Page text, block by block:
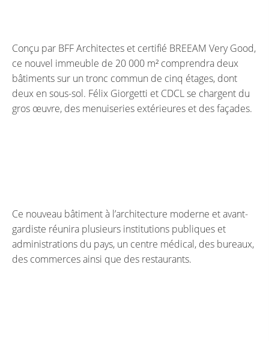
Conçu par BFF Architectes et certifié BREEAM Very Good,
ce nouvel immeuble de 20 000 m² comprendra deux
bâtiments sur un tronc commun de cinq étages, dont
deux en sous-sol. Félix Giorgetti et CDCL se chargent du
gros œuvre, des menuiseries extérieures et des façades.
Ce nouveau bâtiment à l’architecture moderne et avant-
gardiste réunira plusieurs institutions publiques et
administrations du pays, un centre médical, des bureaux,
des commerces ainsi que des restaurants.